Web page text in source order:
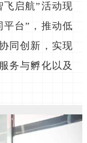
飞启航”活动现
台”，推动低
同创新，实现
务与孵化以及